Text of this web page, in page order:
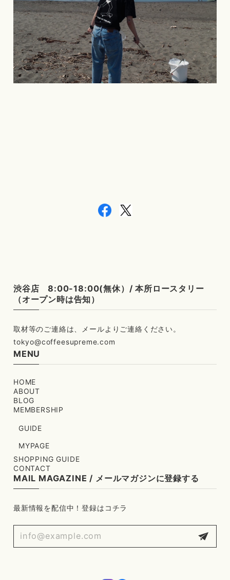
渋谷店 8:00-18:00(無休）/ 本所ロースタリー
（オープン時は告知）
tokyo@coffeesupreme.com
MENU
HOME
ABOUT
BLOG
MEMBERSHIP
GUIDE
MYPAGE
SHOPPING GUIDE
CONTACT
MAIL MAGAZINE / メールマガジンに登録する
最新情報を配信中！登録はコチラ